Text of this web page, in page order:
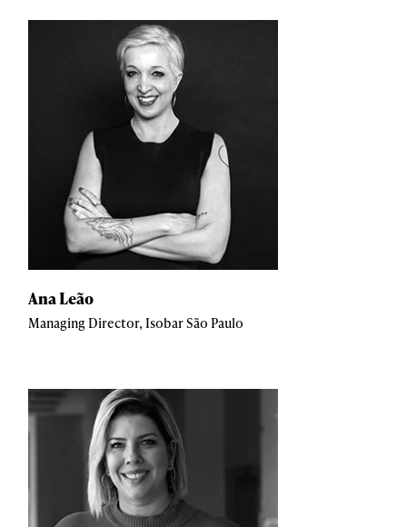
Ana Leão
Managing Director, Isobar São Paulo